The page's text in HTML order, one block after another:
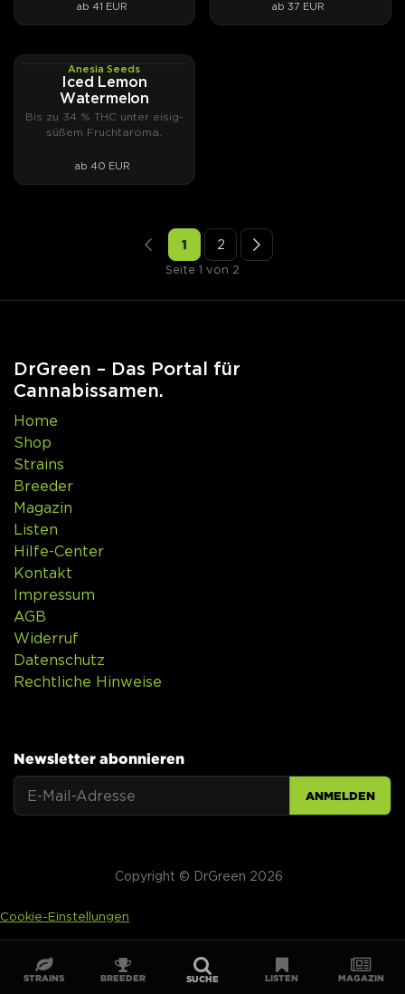
ab 41 EUR ab 37 EUR
PHOTOFEMAnesia Seeds
Iced Lemon
Watermelon
Bis zu 34 % THC unter eisig-
süßem Fruchtaroma.
ab 40 EUR
1 2
Seite 1 von 2
DrGreen – Das Portal für
Cannabissamen.
Home
Shop
Strains
Breeder
Magazin
Listen
Hilfe-Center
Kontakt
Impressum
AGB
Widerruf
Datenschutz
Rechtliche Hinweise
Newsletter abonnieren
ANMELDEN
Copyright © DrGreen 2026
Cookie-Einstellungen
STRAINS BREEDER SUCHE LISTEN MAGAZIN